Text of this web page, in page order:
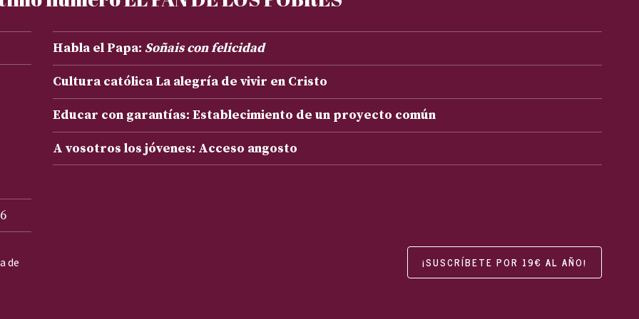
Habla el Papa: Soñais con felicidad
Cultura católica La alegría de vivir en Cristo
Educar con garantías: Establecimiento de un proyecto común
A vosotros los jóvenes: Acceso angosto
de ¡SUSCRÍBETE POR 19€ AL AÑO!